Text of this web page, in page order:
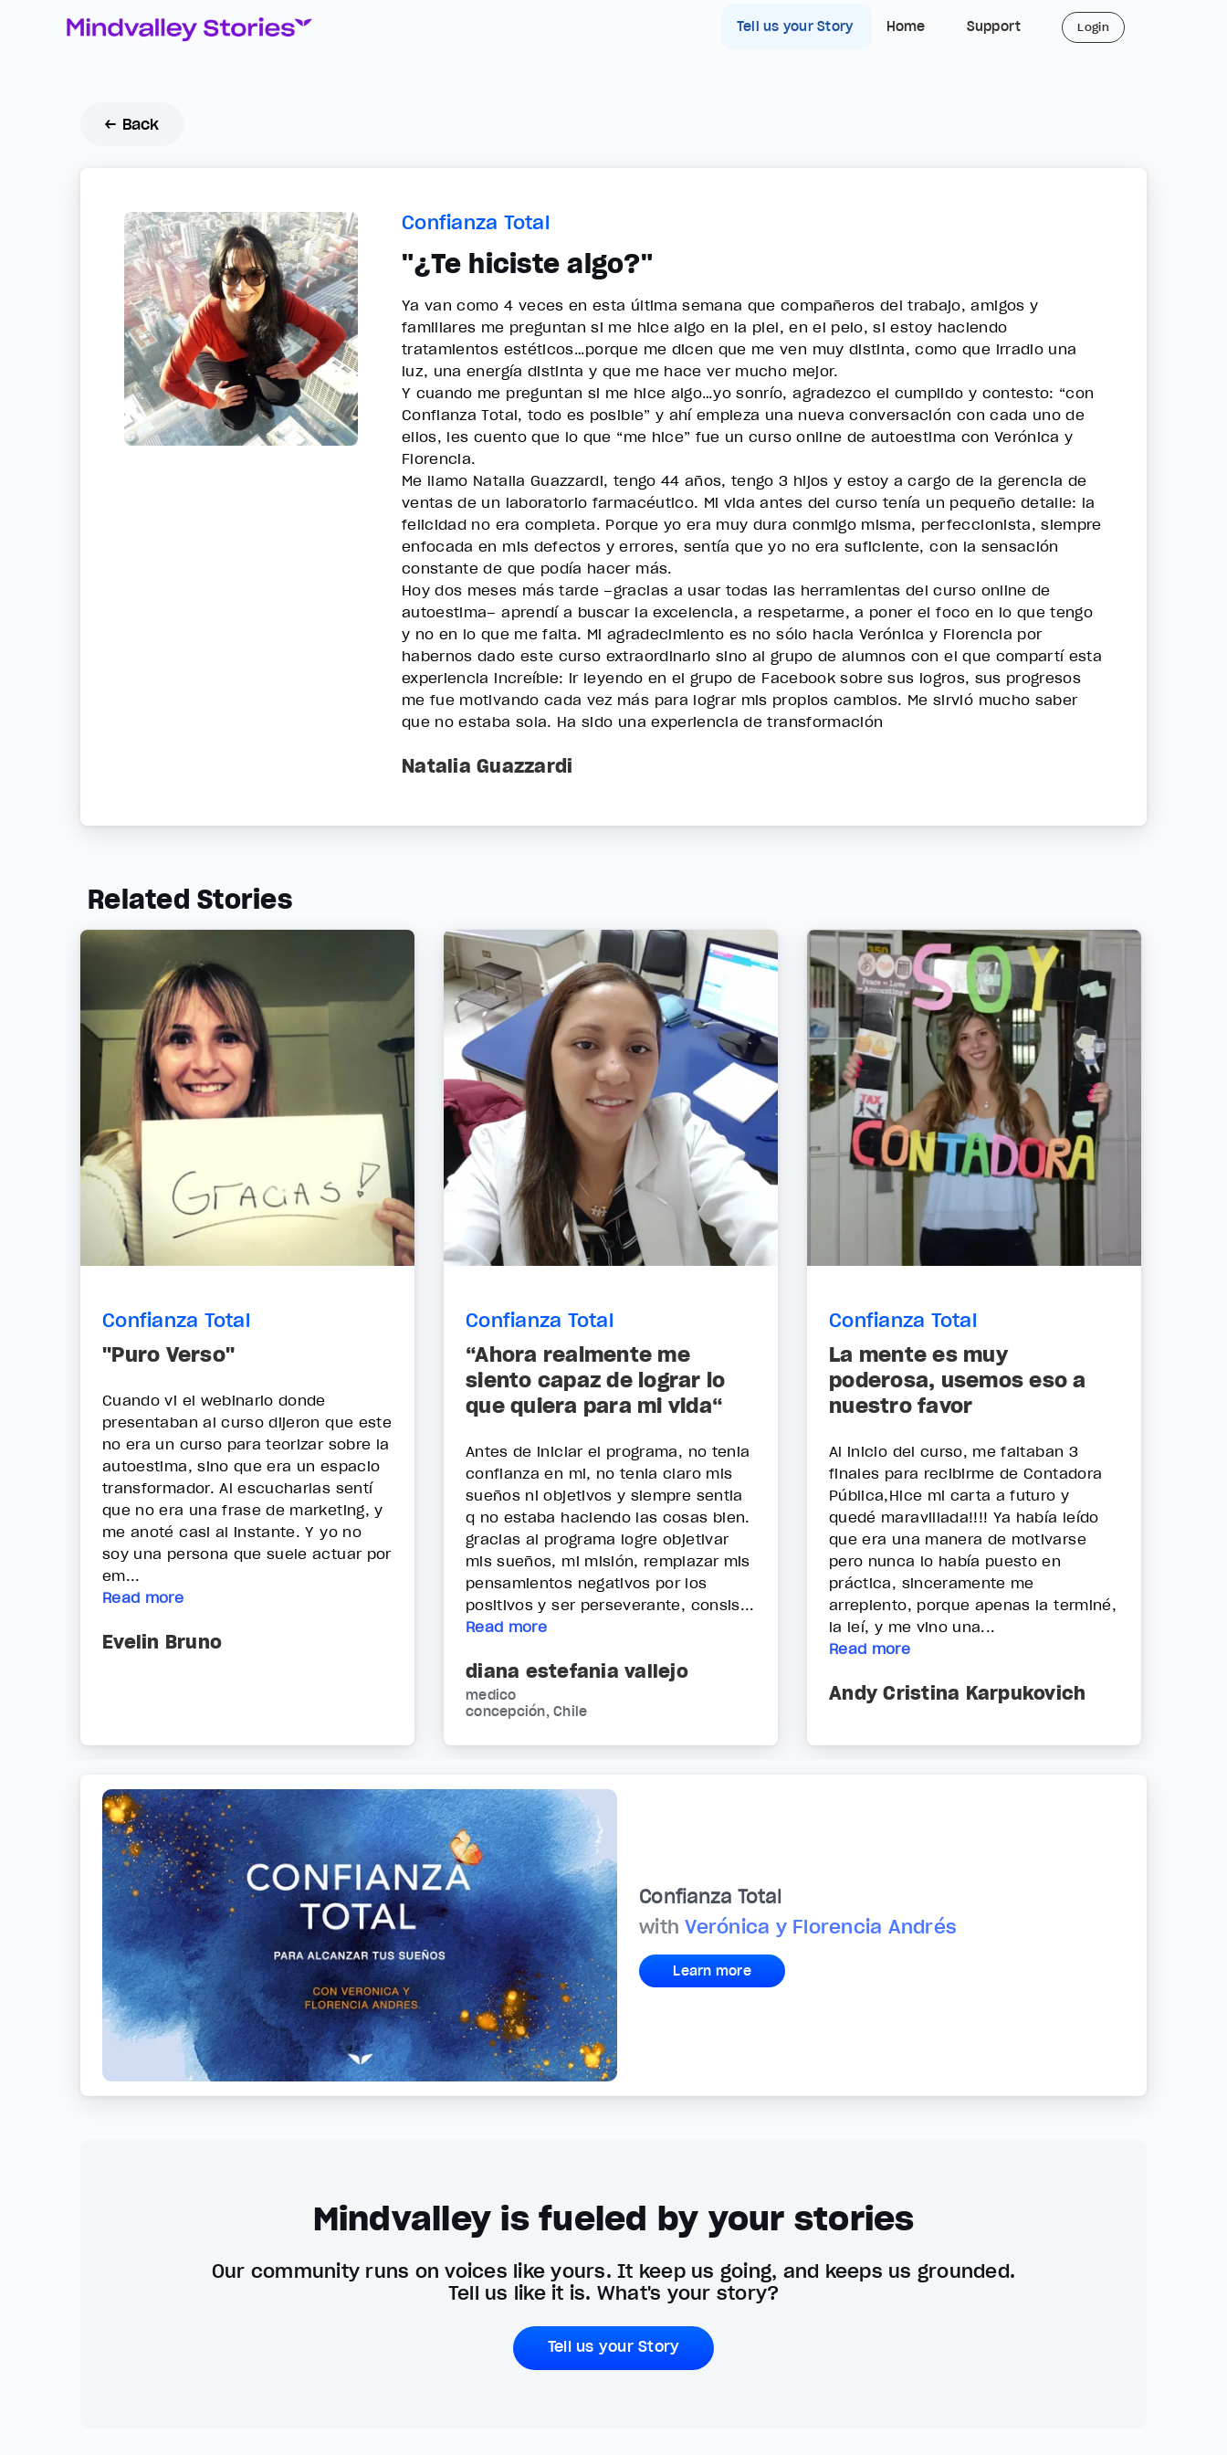
Tell us your Story Home Support Login
← Back
Confianza Total
"¿Te hiciste algo?"
Ya van como 4 veces en esta última semana que compañeros del trabajo, amigos y
familiares me preguntan si me hice algo en la piel, en el pelo, si estoy haciendo
tratamientos estéticos…porque me dicen que me ven muy distinta, como que irradio una
luz, una energía distinta y que me hace ver mucho mejor.
Y cuando me preguntan si me hice algo…yo sonrío, agradezco el cumplido y contesto: “con
Confianza Total, todo es posible” y ahí empieza una nueva conversación con cada uno de
ellos, les cuento que lo que “me hice” fue un curso online de autoestima con Verónica y
Florencia.
Me llamo Natalia Guazzardi, tengo 44 años, tengo 3 hijos y estoy a cargo de la gerencia de
ventas de un laboratorio farmacéutico. Mi vida antes del curso tenía un pequeño detalle: la
felicidad no era completa. Porque yo era muy dura conmigo misma, perfeccionista, siempre
enfocada en mis defectos y errores, sentía que yo no era suficiente, con la sensación
constante de que podía hacer más.
Hoy dos meses más tarde –gracias a usar todas las herramientas del curso online de
autoestima– aprendí a buscar la excelencia, a respetarme, a poner el foco en lo que tengo
y no en lo que me falta. Mi agradecimiento es no sólo hacia Verónica y Florencia por
habernos dado este curso extraordinario sino al grupo de alumnos con el que compartí esta
experiencia increíble: ir leyendo en el grupo de Facebook sobre sus logros, sus progresos
me fue motivando cada vez más para lograr mis propios cambios. Me sirvió mucho saber
que no estaba sola. Ha sido una experiencia de transformación
Natalia Guazzardi
Related Stories
Confianza Total
"Puro Verso"
Cuando vi el webinario donde
presentaban al curso dijeron que este
no era un curso para teorizar sobre la
autoestima, sino que era un espacio
transformador. Al escucharlas sentí
que no era una frase de marketing, y
me anoté casi al instante. Y yo no
soy una persona que suele actuar por
em...
Read more
Evelin Bruno
Confianza Total
“Ahora realmente me
siento capaz de lograr lo
que quiera para mi vida“
Antes de iniciar el programa, no tenia
confianza en mi, no tenia claro mis
sueños ni objetivos y siempre sentia
q no estaba haciendo las cosas bien.
gracias al programa logre objetivar
mis sueños, mi misión, remplazar mis
pensamientos negativos por los
positivos y ser perseverante, consis...
Read more
diana estefania vallejo
medico
concepción, Chile
Confianza Total
La mente es muy
poderosa, usemos eso a
nuestro favor
Al inicio del curso, me faltaban 3
finales para recibirme de Contadora
Pública,Hice mi carta a futuro y
quedé maravillada!!!! Ya había leído
que era una manera de motivarse
pero nunca lo había puesto en
práctica, sinceramente me
arrepiento, porque apenas la terminé,
la leí, y me vino una...
Read more
Andy Cristina Karpukovich
Confianza Total
withVerónica y Florencia Andrés
Learn more
Mindvalley is fueled by your stories
Our community runs on voices like yours. It keep us going, and keeps us grounded.
Tell us like it is. What's your story?
Tell us your Story